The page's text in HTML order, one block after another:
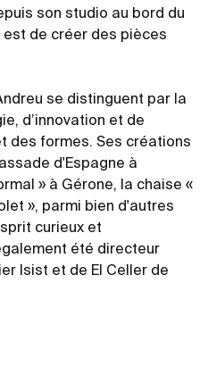
son studio au bord du
de créer des pièces
se distinguent par la
d’innovation et de
des formes. Ses créations
d'Espagne à
» à Gérone, la chaise «
», parmi bien d'autres
curieux et
été directeur
Isist et de El Celler de